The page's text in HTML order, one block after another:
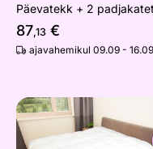
Päevatekk + 2 padjakatet
87,13 €
ajavahemikul 09.09 - 16.09
Suletekk
Otsi sarnaseid